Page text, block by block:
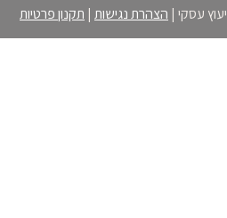
עסקי | הצהרת נגישות | תקנון פרטיות